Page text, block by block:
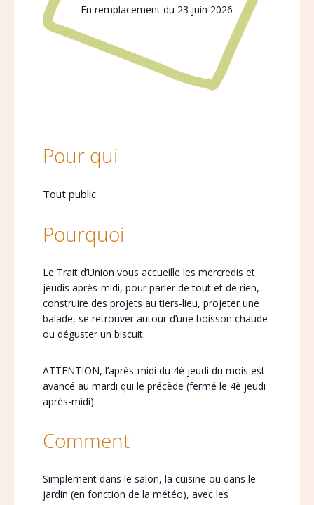
En remplacement du 23 juin 2026
Pour qui
Tout public
Pourquoi
Le Trait d’Union vous accueille les mercredis et
jeudis après-midi, pour parler de tout et de rien,
construire des projets au tiers-lieu, projeter une
balade, se retrouver autour d’une boisson chaude
ou déguster un biscuit.
ATTENTION, l’après-midi du 4è jeudi du mois est
avancé au mardi qui le précède (fermé le 4è jeudi
après-midi).
Comment
Simplement dans le salon, la cuisine ou dans le
jardin (en fonction de la météo), avec les